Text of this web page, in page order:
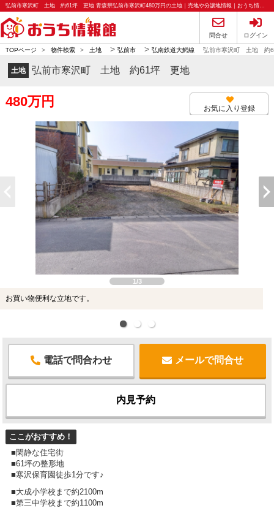
弘前市寒沢町 土地 約61坪 更地 青森県弘前市寒沢町480万円の土地｜売地や分譲地情報｜おうち情報館
問合せ ログイン
TOPページ > 物件検索 > 土地 > 弘前市 > 弘南鉄道大鰐線 弘前市寒沢町 土地 約
土地 弘前市寒沢町 土地 約61坪 更地
480万円 お気に入り登録
1/3
お買い物便利な立地です。
電話で問合わせ メールで問合せ
内見予約
ここがおすすめ！
■閑静な住宅街
■61坪の整形地
■寒沢保育園徒歩1分です♪
■大成小学校まで約2100m
■第三中学校まで約1100m